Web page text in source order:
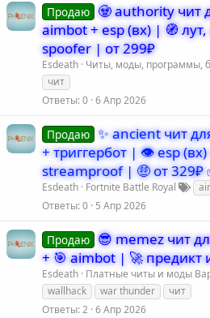
Продаю 🧟 authority чит
aimbot + esp (вх) | 🧭
spoofer | от 299₽
Esdeath Читы, моды, программы,
чит
Ответы 0 6 Апр 2026
Продаю ✨ ancient чит
+ триггербот | 👁️ esp
streamproof | 🤑 от 329₽
Esdeath Fortnite Battle Royal
Ответы 0 5 Апр 2026
Продаю 😎 memez чит
+ 🎯 aimbot | 🚀 предикт
Esdeath Платные читы и моды
wallhack
war thunder
чит
Ответы 2 6 Апр 2026